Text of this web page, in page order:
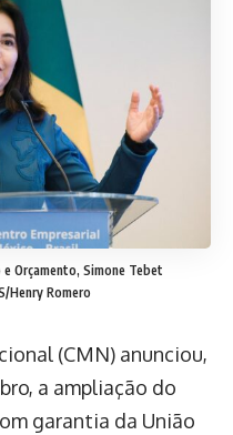
Orçamento, Simone Tebet
Henry Romero
(CMN) anunciou,
a ampliação do
garantia da União